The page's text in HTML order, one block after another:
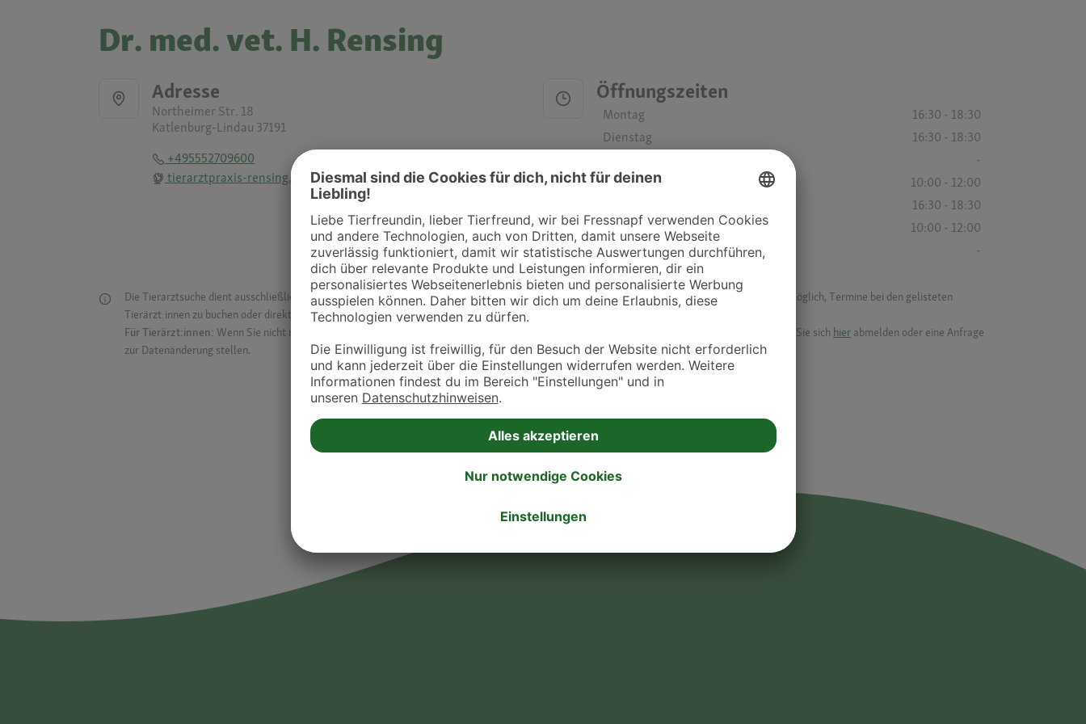
Dr. med. vet. H. Rensing
Adresse
Northeimer Str. 18
Katlenburg-Lindau 37191
+495552709600
tierarztpraxis-rensing.de
Öffnungszeiten
Montag
16:30 - 18:30
Dienstag
16:30 - 18:30
-
Donnerstag
10:00 - 12:00
16:30 - 18:30
Samstag
10:00 - 12:00
Sonntag
-
Die Tierarztsuche dient ausschließlich dazu, Tierarztpraxen und Kliniken in deiner Nähe übersichtlich anzuzeigen. Über Dr. Fressnapf ist es nicht möglich, Termine bei den gelisteten
Tierärzt:innen zu buchen oder direkt mit ihnen in Kontakt zu treten. Bitte wende dich hierfür direkt an die jeweilige Praxis oder Klinik.
Für Tierärzt:innen: Wenn Sie nicht mehr auf der Dr. Fressnapf Tierarztsuche als Praxis gelistet werden oder Ihre Daten ändern möchten, können Sie sich hier abmelden oder eine Anfrage
zur Datenänderung stellen.